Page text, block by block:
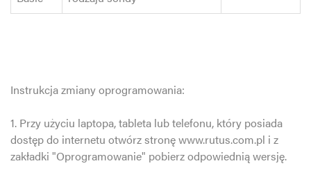
Instrukcja zmiany oprogramowania:
1. Przy użyciu laptopa, tableta lub telefonu, który posiada
dostęp do internetu otwórz stronę www.rutus.com.pl i z
zakładki "Oprogramowanie" pobierz odpowiednią wersję.